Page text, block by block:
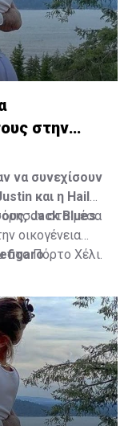
στην
να συνεχίσουν
και η Hailey
Jack Blues.
στα μέσα
οικογένεια
στο Πόρτο Χέλι.